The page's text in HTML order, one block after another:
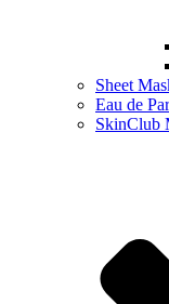
Sheet
Eau de
SkinClub